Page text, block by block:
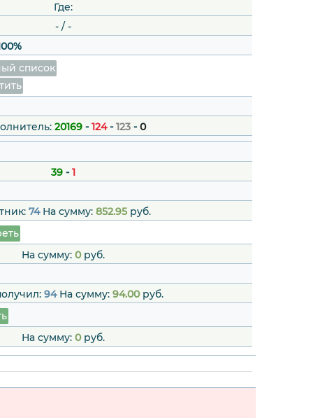
Где:
-/ -
список
20169 -124-123 -0
39-1
74На сумму: 852.95 руб.
На сумму: 0руб.
94На сумму: 94.00руб.
На сумму: 0руб.